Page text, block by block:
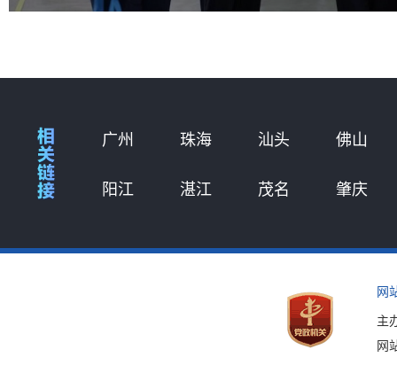
广州 珠海 汕头 佛山
阳江 湛江 茂名 肇庆
网
主
网